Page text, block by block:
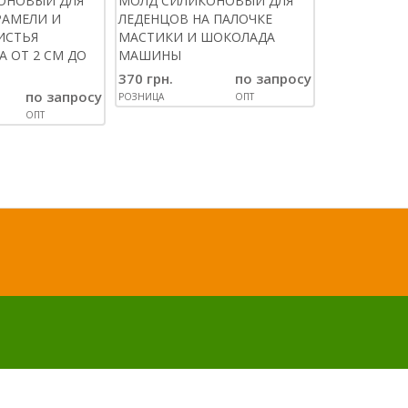
И
ОТ 2 СМ ДО
по запросу
ОПТ
ЛЕДЕНЦОВ НА ПАЛОЧКЕ
МАСТИКИ И ШОКОЛАДА
МАШИНЫ
370 грн.
РОЗНИЦА
по запросу
ОПТ